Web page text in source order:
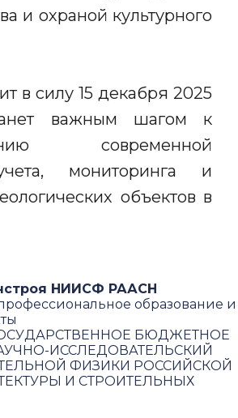
и охраной культурного
в силу 15 декабря 2025
важным шагом к
современной
мониторинга и
объектов в
НИИСФ РААСН
образование и
БЮДЖЕТНОЕ
ИССЛЕДОВАТЕЛЬСКИЙ
ФИЗИКИ РОССИЙСКОЙ
И СТРОИТЕЛЬНЫХ